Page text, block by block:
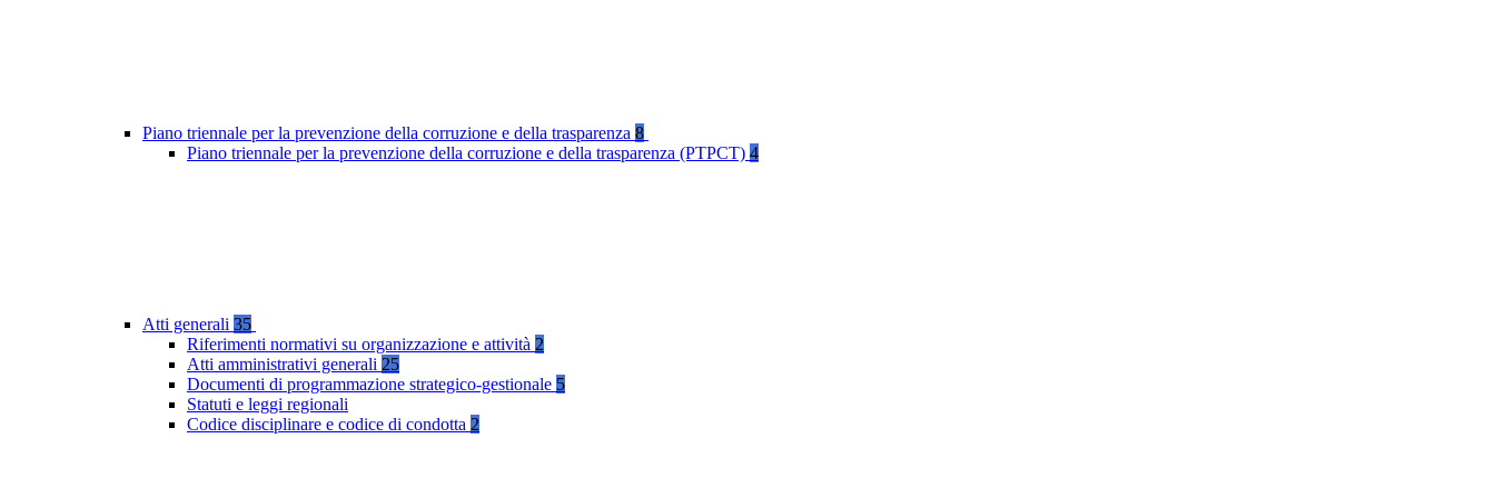
Piano triennale per la prevenzione della corruzione e della trasparenza 8
Piano triennale per la prevenzione della corruzione e della trasparenza (PTPCT) 4
Atti generali 35
Riferimenti normativi su organizzazione e attività 2
Atti amministrativi generali 25
Documenti di programmazione strategico-gestionale 5
Statuti e leggi regionali
Codice disciplinare e codice di condotta 2